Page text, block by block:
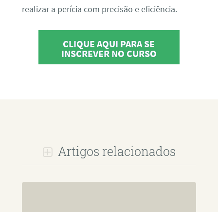
realizar a perícia com precisão e eficiência.
CLIQUE AQUI PARA SE
INSCREVER NO CURSO
Artigos relacionados